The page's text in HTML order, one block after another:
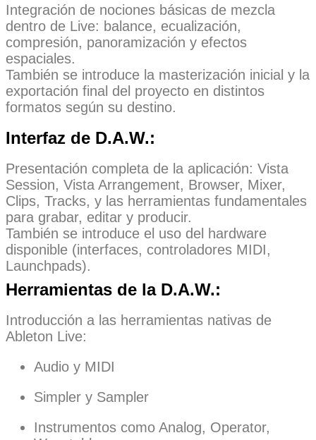
Integración de nociones básicas de mezcla
dentro de Live: balance, ecualización,
compresión, panoramización y efectos
espaciales.
También se introduce la masterización inicial y la
exportación final del proyecto en distintos
formatos según su destino.
Interfaz de D.A.W.:
Presentación completa de la aplicación: Vista
Session, Vista Arrangement, Browser, Mixer,
Clips, Tracks, y las herramientas fundamentales
para grabar, editar y producir.
También se introduce el uso del hardware
disponible (interfaces, controladores MIDI,
Launchpads).
Herramientas de la D.A.W.:
Introducción a las herramientas nativas de
Ableton Live:
Audio y MIDI
Simpler y Sampler
Instrumentos como Analog, Operator,